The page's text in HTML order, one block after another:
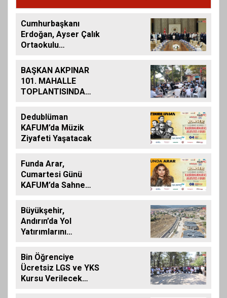
Cumhurbaşkanı
Erdoğan, Ayser Çalık
Ortaokulu
Aileleriyle Bir Araya
Geldi
BAŞKAN AKPINAR
101. MAHALLE
TOPLANTISINDA
MAHALLESİ
SAKİNLERİYLE
BULUŞTU
Dedublüman
KAFUM’da Müzik
Ziyafeti Yaşatacak
Funda Arar,
Cumartesi Günü
KAFUM’da Sahne
Büyükşehir,
Andırın’da Yol
Yatırımlarını
Bin Öğrenciye
Ücretsiz LGS ve YKS
Kursu Verilecek…